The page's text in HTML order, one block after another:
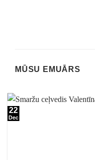
MŪSU EMUĀRS
22
Dec